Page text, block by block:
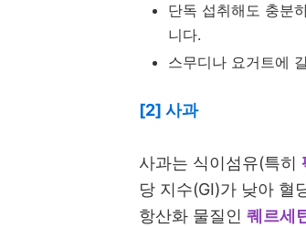
단독 섭취해도 충분
니다.
스무디나 요거트에
[2] 사과
사과는 식이섬유(특히
당 지수(GI)가 낮아 혈
항산화 물질인 퀘르세